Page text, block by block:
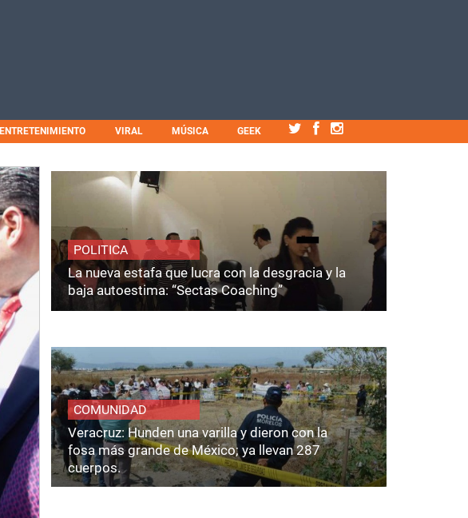
ENTRETENIMIENTO VIRAL MÚSICA GEEK
POLITICA
La nueva estafa que lucra con la desgracia y la
baja autoestima: “Sectas Coaching”
COMUNIDAD
Veracruz: Hunden una varilla y dieron con la
fosa más grande de México; ya llevan 287
cuerpos.